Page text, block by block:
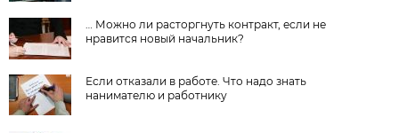
… Можно ли расторгнуть контракт, если не
нравится новый начальник?
Если отказали в работе. Что надо знать
нанимателю и работнику